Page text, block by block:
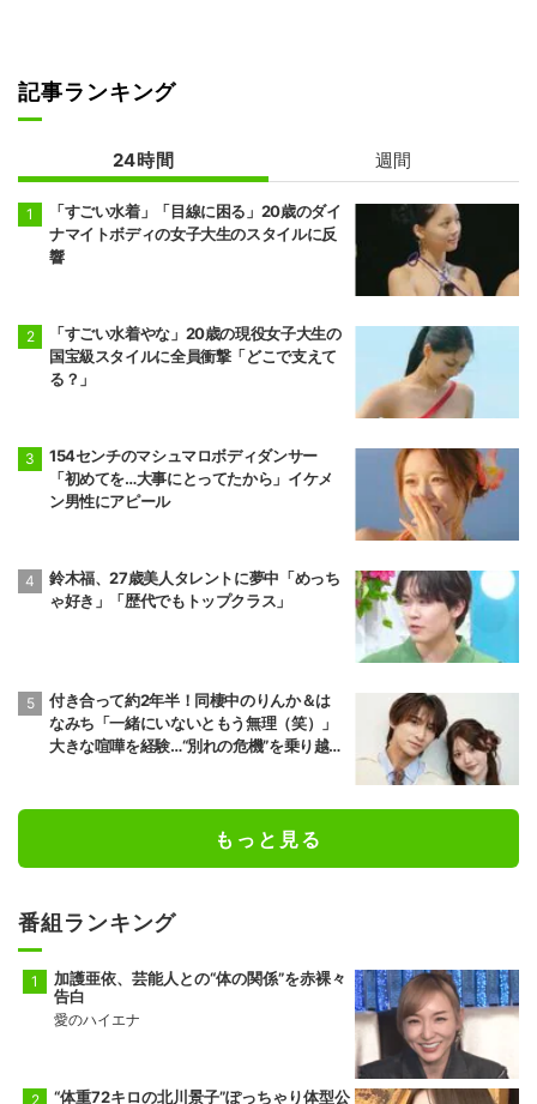
記事ランキング
24時間 週間
「すごい水着」「目線に困る」20歳のダイ
ナマイトボディの女子大生のスタイルに反
響
「すごい水着やな」20歳の現役女子大生の
国宝級スタイルに全員衝撃「どこで支えて
る？」
154センチのマシュマロボディダンサー
「初めてを…大事にとってたから」イケメ
ン男性にアピール
鈴木福、27歳美人タレントに夢中「めっち
ゃ好き」「歴代でもトップクラス」
付き合って約2年半！同棲中のりんか＆は
なみち「一緒にいないともう無理（笑）」
大きな喧嘩を経験…“別れの危機”を乗り越え
もっと見る
番組ランキング
加護亜依、芸能人との“体の関係”を赤裸々
告白
愛のハイエナ
“体重72キロの北川景子”ぽっちゃり体型公